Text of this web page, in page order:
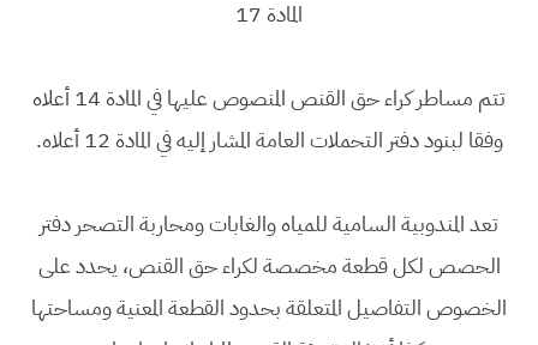
المادة 17
تتم مساطر كراء حق القنص المنصوص عليها في المادة 14 أعلاه
وفقا لبنود دفتر التحملات العامة المشار إليه في المادة 12 أعلاه.
تعد المندوبية السامية للمياه والغابات ومحاربة التصحر دفتر
الحصص لكل قطعة مخصصة لكراء حق القنص، يحدد على
الخصوص التفاصيل المتعلقة بحدود القطعة المعنية ومساحتها